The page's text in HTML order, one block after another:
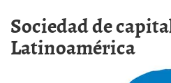
Sociedad de
Latinoamérica